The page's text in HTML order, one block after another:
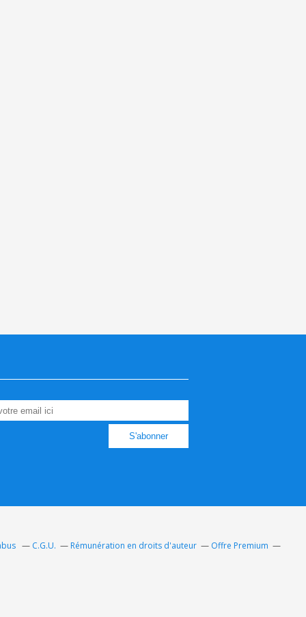
C.G.U. Rémunération en droits d'auteur Offre Premium